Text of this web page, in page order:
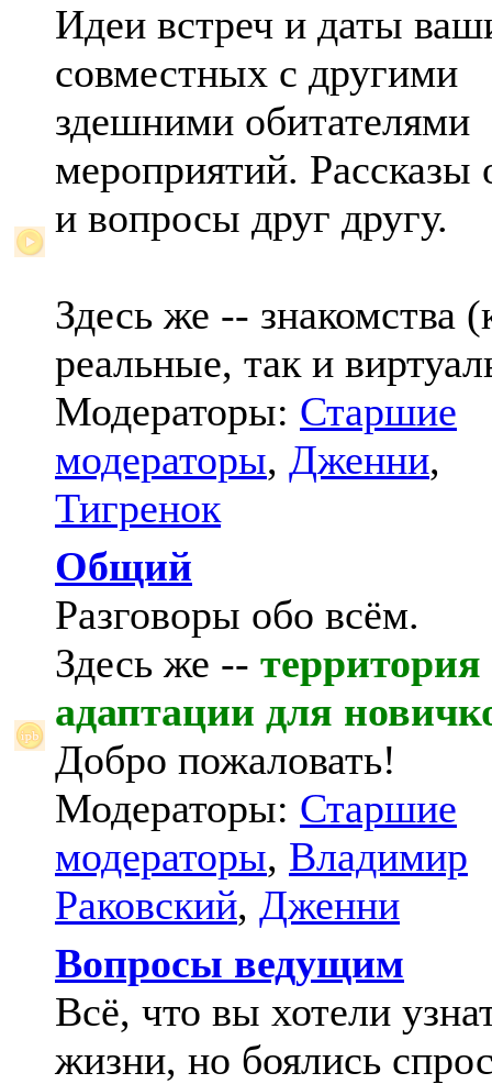
Идеи встреч и даты
совместных с другими
здешними обитателями
мероприятий. Рассказы
и вопросы друг другу.
Здесь же -- знакомства
реальные, так и
Модераторы: Старшие
модераторы, Дженни,
Тигренок
Общий
Разговоры обо всём.
Здесь же -- территория
адаптации для
Добро пожаловать!
Модераторы: Старшие
модераторы, Владимир
Раковский, Дженни
Вопросы ведущим
Всё, что вы хотели
жизни, но боялись